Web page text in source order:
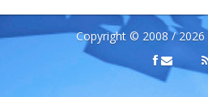
Copyright © 2008 / 2026